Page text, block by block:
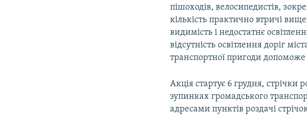
пішоходів, велосипедистів,
кількість практично втричі
видимість і недостатнє
відсутність освітлення доріг
транспортної пригоди допоможе
Акція стартує 6 грудня,
зупинках громадського
адресами пунктів роздачі